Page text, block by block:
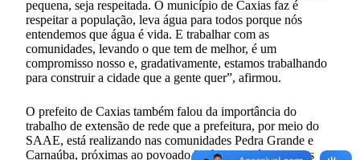
pequena, seja respeitada. O município de Caxias faz é
respeitar a população, leva água para todos porque nós
entendemos que água é vida. E trabalhar com as
comunidades, levando o que tem de melhor, é um
compromisso nosso e, gradativamente, estamos trabalhando
para construir a cidade que a gente quer”, afirmou.
O prefeito de Caxias também falou da importância do
trabalho de extensão de rede que a prefeitura, por meio do
SAAE, está realizando nas comunidades Pedra Grande e
Carnaúba, próximas ao povoado Baú. “Também estamos